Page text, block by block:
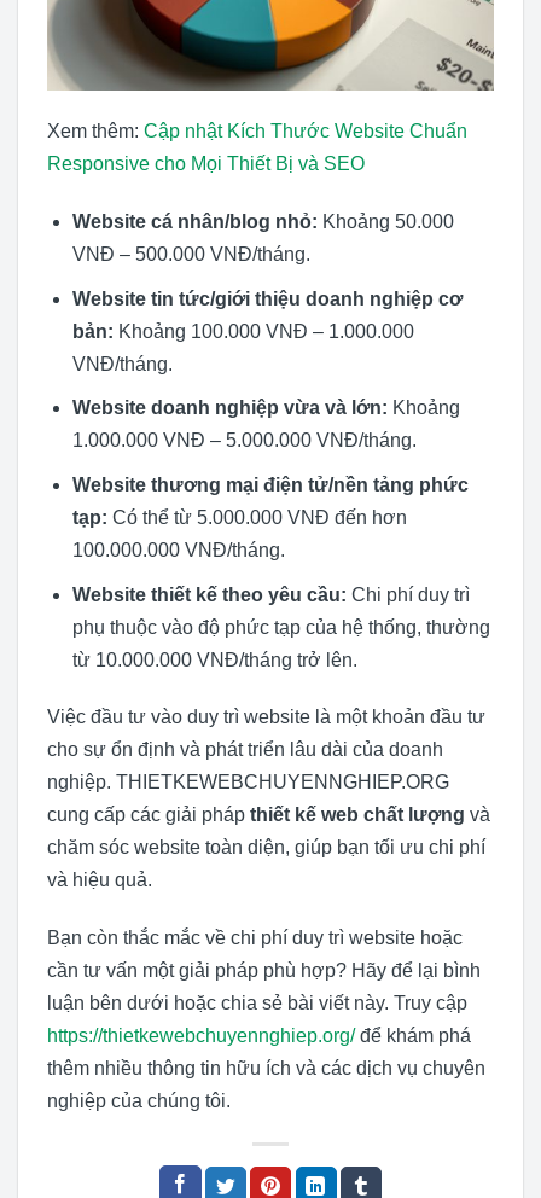
Xem thêm: Cập nhật Kích Thước Website Chuẩn
Responsive cho Mọi Thiết Bị và SEO
Website cá nhân/blog nhỏ: Khoảng 50.000
VNĐ – 500.000 VNĐ/tháng.
Website tin tức/giới thiệu doanh nghiệp cơ
bản: Khoảng 100.000 VNĐ – 1.000.000
VNĐ/tháng.
Website doanh nghiệp vừa và lớn: Khoảng
1.000.000 VNĐ – 5.000.000 VNĐ/tháng.
Website thương mại điện tử/nền tảng phức
tạp: Có thể từ 5.000.000 VNĐ đến hơn
100.000.000 VNĐ/tháng.
Website thiết kế theo yêu cầu: Chi phí duy trì
phụ thuộc vào độ phức tạp của hệ thống, thường
từ 10.000.000 VNĐ/tháng trở lên.
Việc đầu tư vào duy trì website là một khoản đầu tư
cho sự ổn định và phát triển lâu dài của doanh
nghiệp. THIETKEWEBCHUYENNGHIEP.ORG
cung cấp các giải pháp thiết kế web chất lượng và
chăm sóc website toàn diện, giúp bạn tối ưu chi phí
và hiệu quả.
Bạn còn thắc mắc về chi phí duy trì website hoặc
cần tư vấn một giải pháp phù hợp? Hãy để lại bình
luận bên dưới hoặc chia sẻ bài viết này. Truy cập
https://thietkewebchuyennghiep.org/để khám phá
thêm nhiều thông tin hữu ích và các dịch vụ chuyên
nghiệp của chúng tôi.